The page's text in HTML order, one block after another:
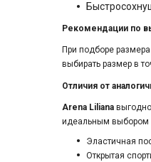
Рекомендации по
При подборе
выбирать размер в
Отличия от
Arena Liliana
идеальным выбором
Эластичная
Открытая